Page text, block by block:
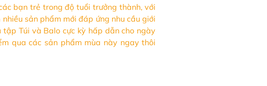
bạn trẻ trong độ tuổi trưởng thành, với
sản phẩm mới đáp ứng nhu cầu giới
Túi và Balo cực kỳ hấp dẫn cho ngày
qua các sản phẩm mùa này ngay thôi